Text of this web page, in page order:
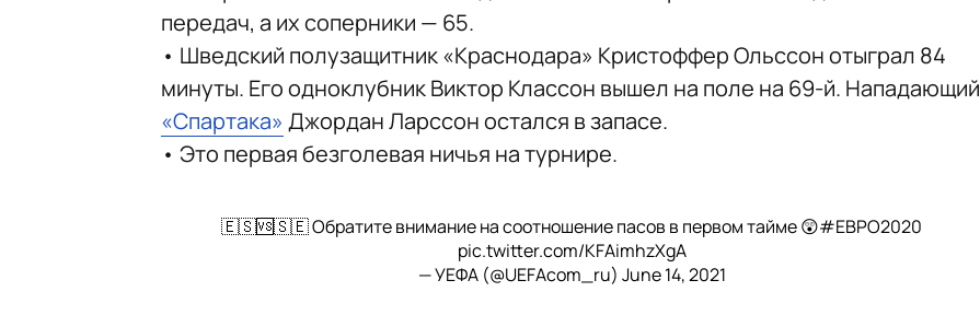
передач, а их соперники — 65.
• Шведский полузащитник «Краснодара» Кристоффер Ольссон отыграл 84
минуты. Его одноклубник Виктор Классон вышел на поле на 69-й. Нападающий
«Спартака» Джордан Ларссон остался в запасе.
• Это первая безголевая ничья на турнире.
🇪🇸🆚🇸🇪 Обратите внимание на соотношение пасов в первом тайме 😲#ЕВРО2020
pic.twitter.com/KFAimhzXgA
— УЕФА (@UEFAcom_ru) June 14, 2021